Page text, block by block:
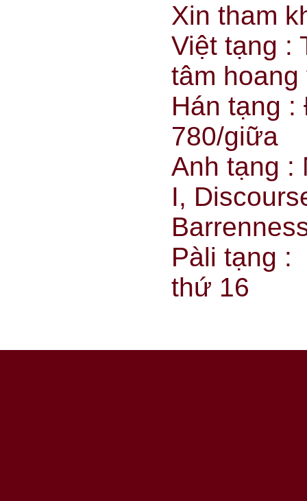
Xin tham
Việt tạng :
tâm hoang
Hán tạng :
780/giữa
Anh tạng :
I,
Pàli tạng :
thứ 16